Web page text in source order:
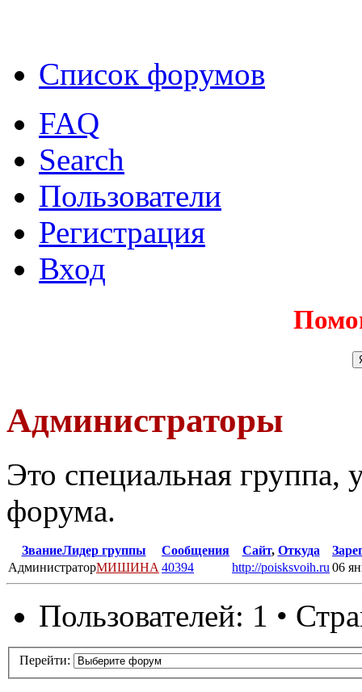
Список форумов
FAQ
Search
Пользователи
Регистрация
Вход
Администраторы
Это специальная группа,
форума.
ЗваниеЛидер группы Сообщения Сайт, Откуда
АдминистраторМИШИНА 40394 http://poisksvoih.ru 06
Пользователей: 1 •
Перейти: